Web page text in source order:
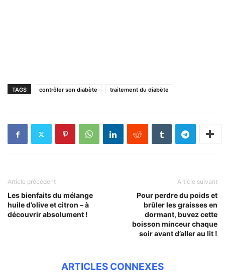
TAGS contrôler son diabète traitement du diabète
Article précédent
Les bienfaits du mélange
huile d’olive et citron – à
découvrir absolument !
Article suivant
Pour perdre du poids et
brûler les graisses en
dormant, buvez cette
boisson minceur chaque
soir avant d’aller au lit !
ARTICLES CONNEXES